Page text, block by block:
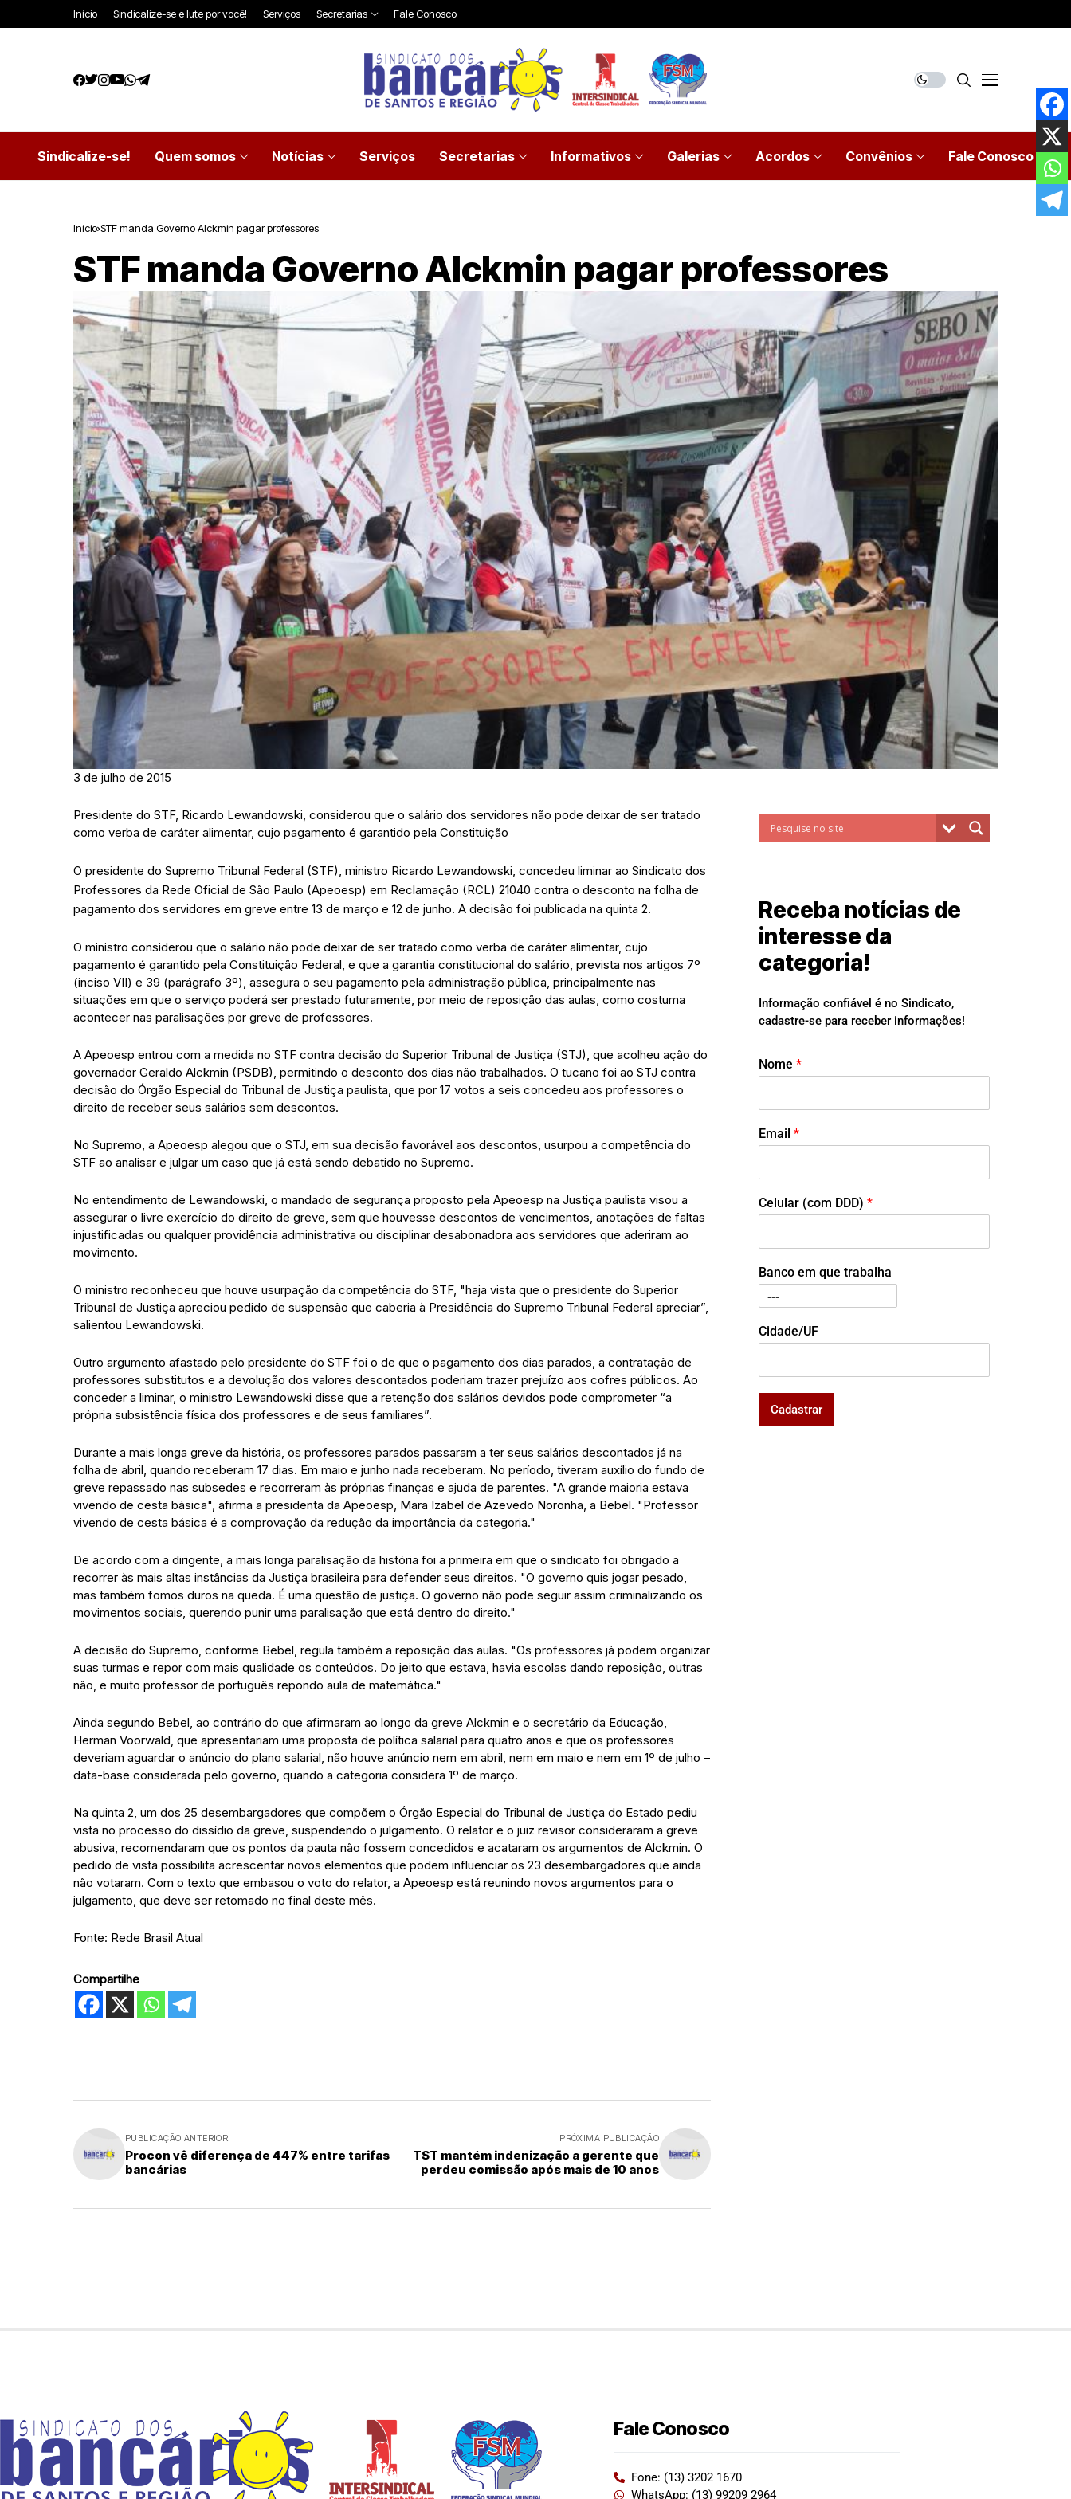
Início Sindicalize-se e lute por você! Serviços Secretarias Fale Conosco
Sindicalize-se! Quem somos Notícias Serviços Secretarias Informativos Galerias Acordos Convênios Fale Conosco
Início STF manda Governo Alckmin pagar professores
STF manda Governo Alckmin pagar professores
3 de julho de 2015
Presidente do STF, Ricardo Lewandowski, considerou que o salário dos servidores não pode deixar de ser tratado
como verba de caráter alimentar, cujo pagamento é garantido pela Constituição
O presidente do Supremo Tribunal Federal (STF), ministro Ricardo Lewandowski, concedeu liminar ao Sindicato dos
Professores da Rede Oficial de São Paulo (Apeoesp) em Reclamação (RCL) 21040 contra o desconto na folha de
pagamento dos servidores em greve entre 13 de março e 12 de junho. A decisão foi publicada na quinta 2.
O ministro considerou que o salário não pode deixar de ser tratado como verba de caráter alimentar, cujo
pagamento é garantido pela Constituição Federal, e que a garantia constitucional do salário, prevista nos artigos 7º
(inciso VII) e 39 (parágrafo 3º), assegura o seu pagamento pela administração pública, principalmente nas
situações em que o serviço poderá ser prestado futuramente, por meio de reposição das aulas, como costuma
acontecer nas paralisações por greve de professores.
A Apeoesp entrou com a medida no STF contra decisão do Superior Tribunal de Justiça (STJ), que acolheu ação do
governador Geraldo Alckmin (PSDB), permitindo o desconto dos dias não trabalhados. O tucano foi ao STJ contra
decisão do Órgão Especial do Tribunal de Justiça paulista, que por 17 votos a seis concedeu aos professores o
direito de receber seus salários sem descontos.
No Supremo, a Apeoesp alegou que o STJ, em sua decisão favorável aos descontos, usurpou a competência do
STF ao analisar e julgar um caso que já está sendo debatido no Supremo.
No entendimento de Lewandowski, o mandado de segurança proposto pela Apeoesp na Justiça paulista visou a
assegurar o livre exercício do direito de greve, sem que houvesse descontos de vencimentos, anotações de faltas
injustificadas ou qualquer providência administrativa ou disciplinar desabonadora aos servidores que aderiram ao
movimento.
O ministro reconheceu que houve usurpação da competência do STF, "haja vista que o presidente do Superior
Tribunal de Justiça apreciou pedido de suspensão que caberia à Presidência do Supremo Tribunal Federal apreciar”,
salientou Lewandowski.
Outro argumento afastado pelo presidente do STF foi o de que o pagamento dos dias parados, a contratação de
professores substitutos e a devolução dos valores descontados poderiam trazer prejuízo aos cofres públicos. Ao
conceder a liminar, o ministro Lewandowski disse que a retenção dos salários devidos pode comprometer “a
própria subsistência física dos professores e de seus familiares”.
Durante a mais longa greve da história, os professores parados passaram a ter seus salários descontados já na
folha de abril, quando receberam 17 dias. Em maio e junho nada receberam. No período, tiveram auxílio do fundo de
greve repassado nas subsedes e recorreram às próprias finanças e ajuda de parentes. "A grande maioria estava
vivendo de cesta básica", afirma a presidenta da Apeoesp, Mara Izabel de Azevedo Noronha, a Bebel. "Professor
vivendo de cesta básica é a comprovação da redução da importância da categoria."
De acordo com a dirigente, a mais longa paralisação da história foi a primeira em que o sindicato foi obrigado a
recorrer às mais altas instâncias da Justiça brasileira para defender seus direitos. "O governo quis jogar pesado,
mas também fomos duros na queda. É uma questão de justiça. O governo não pode seguir assim criminalizando os
movimentos sociais, querendo punir uma paralisação que está dentro do direito."
A decisão do Supremo, conforme Bebel, regula também a reposição das aulas. "Os professores já podem organizar
suas turmas e repor com mais qualidade os conteúdos. Do jeito que estava, havia escolas dando reposição, outras
não, e muito professor de português repondo aula de matemática."
Ainda segundo Bebel, ao contrário do que afirmaram ao longo da greve Alckmin e o secretário da Educação,
Herman Voorwald, que apresentariam uma proposta de política salarial para quatro anos e que os professores
deveriam aguardar o anúncio do plano salarial, não houve anúncio nem em abril, nem em maio e nem em 1º de julho –
data-base considerada pelo governo, quando a categoria considera 1º de março.
Na quinta 2, um dos 25 desembargadores que compõem o Órgão Especial do Tribunal de Justiça do Estado pediu
vista no processo do dissídio da greve, suspendendo o julgamento. O relator e o juiz revisor consideraram a greve
abusiva, recomendaram que os pontos da pauta não fossem concedidos e acataram os argumentos de Alckmin. O
pedido de vista possibilita acrescentar novos elementos que podem influenciar os 23 desembargadores que ainda
não votaram. Com o texto que embasou o voto do relator, a Apeoesp está reunindo novos argumentos para o
julgamento, que deve ser retomado no final deste mês.
Fonte: Rede Brasil Atual
Compartilhe
PUBLICAÇÃO ANTERIOR
Procon vê diferença de 447% entre tarifas
bancárias
PRÓXIMA PUBLICAÇÃO
TST mantém indenização a gerente que
perdeu comissão após mais de 10 anos
Receba notícias de
interesse da
categoria!
Informação confiável é no Sindicato,
cadastre-se para receber informações!
Nome *
Email *
Celular (com DDD) *
Banco em que trabalha
Cidade/UF
Cadastrar
Fale Conosco
Fone: (13) 3202 1670
WhatsApp: (13) 99209 2964